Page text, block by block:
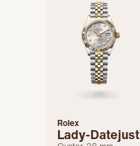
Rolex
Lady-Datejust